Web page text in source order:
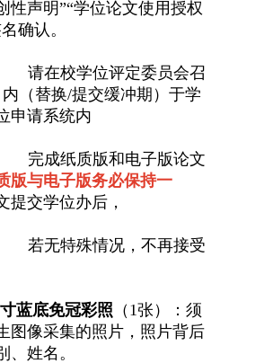
性声明”“学位论文使用授权
确认。
校学位评定委员会召
（替换/提交缓冲期）于学
申请系统内
纸质版和电子版论文
版与电子版务必保持一
提交学位办后，
特殊情况，不再接受
寸蓝底免冠彩照 （1张）：须
图像采集的照片，照片背后
、姓名。